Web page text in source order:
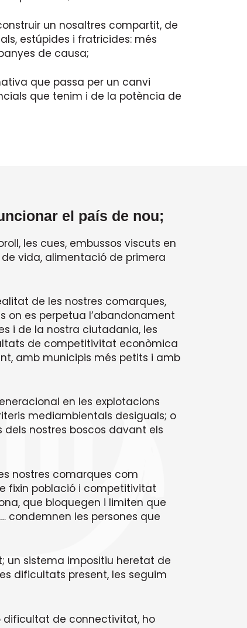
un nosaltres compartit, de
estúpides i fratricides: més
de causa;
que passa per un canvi
que tenim i de la potència de
el país de nou;
les cues, embussos viscuts en
de vida, alimentació de primera
de les nostres comarques,
on es perpetua l’abandonament
i de la nostra ciutadania, les
de competitivitat econòmica
amb municipis més petits i amb
en les explotacions
mediambientals desiguals; o
nostres boscos davant els
nostres comarques com
fixin població i competitivitat
que bloquegen i limiten que
condemnen les persones que
un sistema impositiu heretat de
dificultats present, les seguim
dificultat de connectivitat, ho